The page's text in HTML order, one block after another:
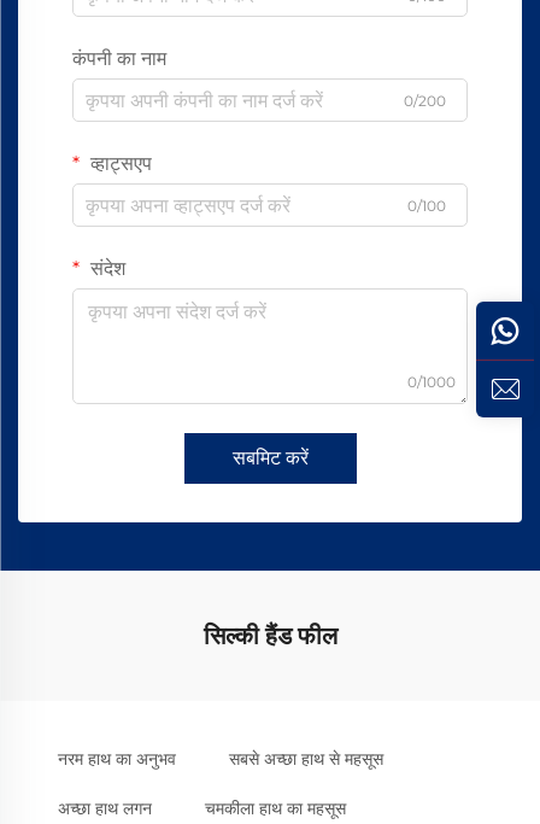
कंपनी का नाम
0/200
व्हाट्सएप
0/100
संदेश
0/1000
सबमिट करें
सिल्की हैंड फील
नरम हाथ का अनुभव सबसे अच्छा हाथ से महसूस
अच्छा हाथ लगन चमकीला हाथ का महसूस